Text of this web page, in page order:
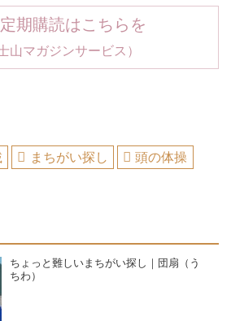
期購読はこちらを
山マガジンサービス）
まちがい探し 頭の体操
ちょっと難しいまちがい探し｜団扇（う
ちわ）